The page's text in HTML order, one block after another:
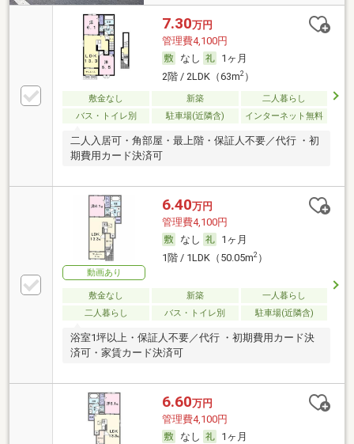
7.30万円
管理費4,100円
なし
1ヶ月
2階 / 2LDK（63m2）
敷金なし 新築
二人暮らし
バス・トイレ別
駐車場(近隣含) インターネット無料
二人入居可・角部屋・最上階・保証人不要／代行 ・初
期費用カード決済可
動画あり
6.40万円
管理費4,100円
なし
1ヶ月
1階 / 1LDK（50.05m2）
敷金なし 新築
一人暮らし
二人暮らし
バス・トイレ別 駐車場(近隣含)
浴室1坪以上・保証人不要／代行 ・初期費用カード決
済可・家賃カード決済可
6.60万円
管理費4,100円
なし
1ヶ月